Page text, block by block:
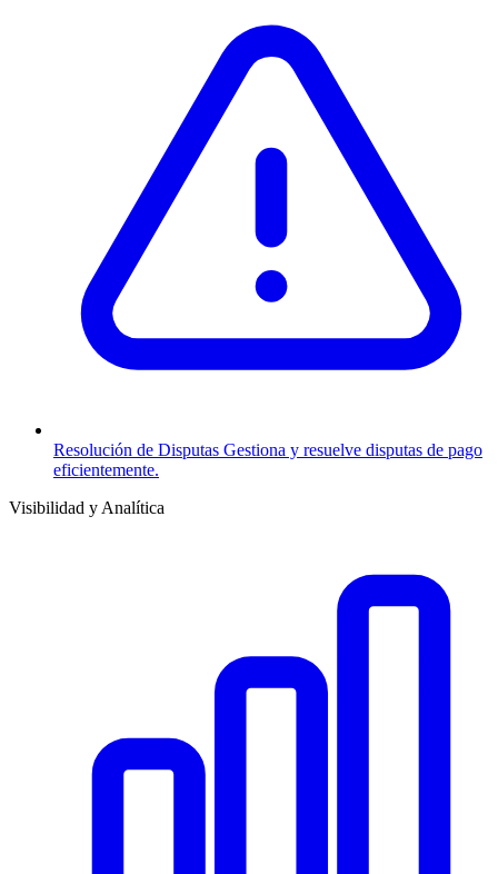
Resolución de Disputas Gestiona y resuelve disputas de pago
eficientemente.
Visibilidad y Analítica